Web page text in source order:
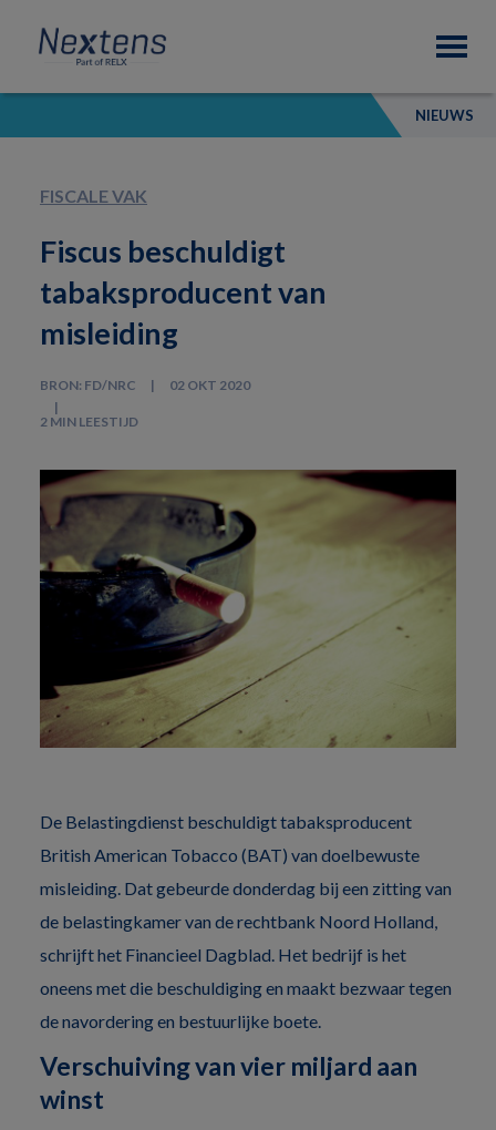
primary
navigation
content
footer
Nextens
Fiscaal
partner
van
NIEUWS
FISCALE VAK
Fiscus beschuldigt
tabaksproducent van
misleiding
BRON: FD/NRC 02 OKT 2020
2 MIN LEESTIJD
De Belastingdienst beschuldigt tabaksproducent
British American Tobacco (BAT) van doelbewuste
misleiding. Dat gebeurde donderdag bij een zitting van
de belastingkamer van de rechtbank Noord Holland,
schrijft het Financieel Dagblad. Het bedrijf is het
oneens met die beschuldiging en maakt bezwaar tegen
de navordering en bestuurlijke boete.
Verschuiving van vier miljard aan
winst